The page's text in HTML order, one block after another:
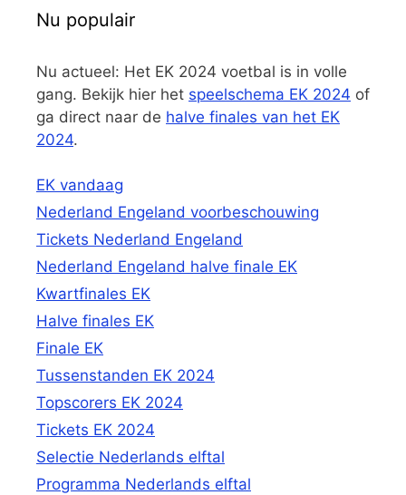
Nu populair
Nu actueel: Het EK 2024 voetbal is in volle
gang. Bekijk hier het speelschema EK 2024 of
ga direct naar de halve finales van het EK
2024.
EK vandaag
Nederland Engeland voorbeschouwing
Tickets Nederland Engeland
Nederland Engeland halve finale EK
Kwartfinales EK
Halve finales EK
Finale EK
Tussenstanden EK 2024
Topscorers EK 2024
Tickets EK 2024
Selectie Nederlands elftal
Programma Nederlands elftal